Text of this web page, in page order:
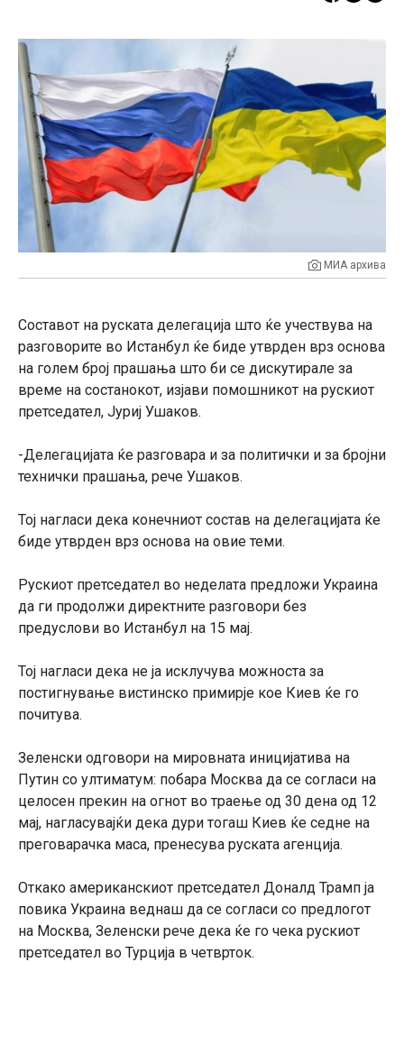
МИА архива
Составот на руската делегација што ќе учествува на
разговорите во Истанбул ќе биде утврден врз основа
на голем број прашања што би се дискутирале за
време на состанокот, изјави помошникот на рускиот
претседател, Јуриј Ушаков.
-Делегацијата ќе разговара и за политички и за бројни
технички прашања, рече Ушаков.
Тој нагласи дека конечниот состав на делегацијата ќе
биде утврден врз основа на овие теми.
Рускиот претседател во неделата предложи Украина
да ги продолжи директните разговори без
предуслови во Истанбул на 15 мај.
Тој нагласи дека не ја исклучува можноста за
постигнување вистинско примирје кое Киев ќе го
почитува.
Зеленски одговори на мировната иницијатива на
Путин со ултиматум: побара Москва да се согласи на
целосен прекин на огнот во траење од 30 дена од 12
мај, нагласувајќи дека дури тогаш Киев ќе седне на
преговарачка маса, пренесува руската агенција.
Откако американскиот претседател Доналд Трамп ја
повика Украина веднаш да се согласи со предлогот
на Москва, Зеленски рече дека ќе го чека рускиот
претседател во Турција в четврток.